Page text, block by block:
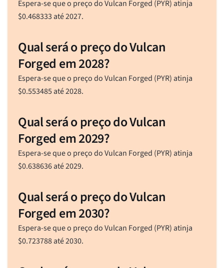
Espera-se que o preço do Vulcan Forged (PYR) atinja
$0.468333 até 2027.
Qual será o preço do Vulcan
Forged em 2028?
Espera-se que o preço do Vulcan Forged (PYR) atinja
$0.553485até 2028.
Qual será o preço do Vulcan
Forged em 2029?
Espera-se que o preço do Vulcan Forged (PYR) atinja
$0.638636até 2029.
Qual será o preço do Vulcan
Forged em 2030?
Espera-se que o preço do Vulcan Forged (PYR) atinja
$0.723788até 2030.